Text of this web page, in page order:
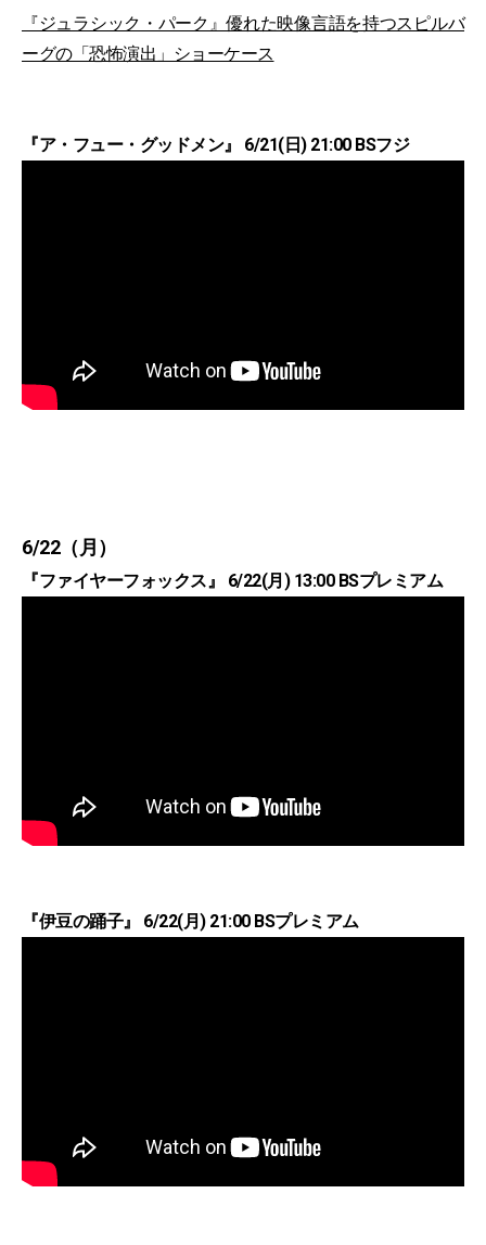
『ジュラシック・パーク』優れた映像言語を持つスピルバ
ーグの「恐怖演出」ショーケース
『ア・フュー・グッドメン』 6/21(日) 21:00 BSフジ
6/22（月）
『ファイヤーフォックス』 6/22(月) 13:00 BSプレミアム
『伊豆の踊子』 6/22(月) 21:00 BSプレミアム